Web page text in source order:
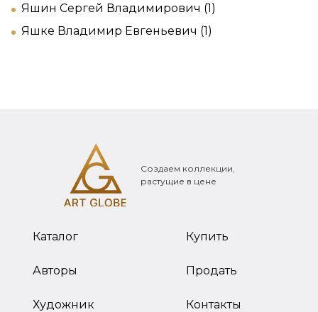
Яшин Сергей Владимирович (1)
Яшке Владимир Евгеньевич (1)
Создаем коллекции,
растущие в цене
Каталог
Авторы
Художник
Купить
Продать
Контакты